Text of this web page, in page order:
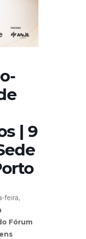
| 9
feira,
Fórum